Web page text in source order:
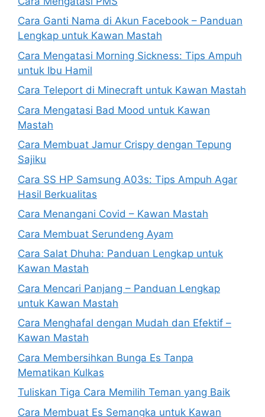
Cara Ganti Nama di Akun Facebook – Panduan
Lengkap untuk Kawan Mastah
Cara Mengatasi Morning Sickness: Tips Ampuh
untuk Ibu Hamil
Cara Teleport di Minecraft untuk Kawan Mastah
Cara Mengatasi Bad Mood untuk Kawan
Mastah
Cara Membuat Jamur Crispy dengan Tepung
Sajiku
Cara SS HP Samsung A03s: Tips Ampuh Agar
Hasil Berkualitas
Cara Menangani Covid – Kawan Mastah
Cara Membuat Serundeng Ayam
Cara Salat Dhuha: Panduan Lengkap untuk
Kawan Mastah
Cara Mencari Panjang – Panduan Lengkap
untuk Kawan Mastah
Cara Menghafal dengan Mudah dan Efektif –
Kawan Mastah
Cara Membersihkan Bunga Es Tanpa
Mematikan Kulkas
Tuliskan Tiga Cara Memilih Teman yang Baik
Cara Membuat Es Semangka untuk Kawan